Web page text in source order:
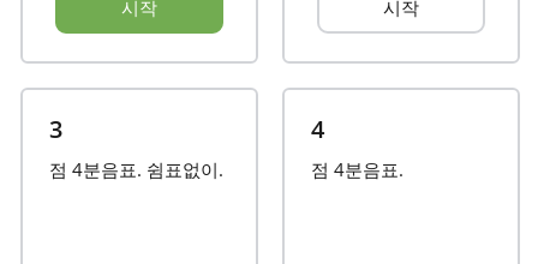
English
시작 시작
3
점 4분음표. 쉼표없이.
4
점 4분음표.